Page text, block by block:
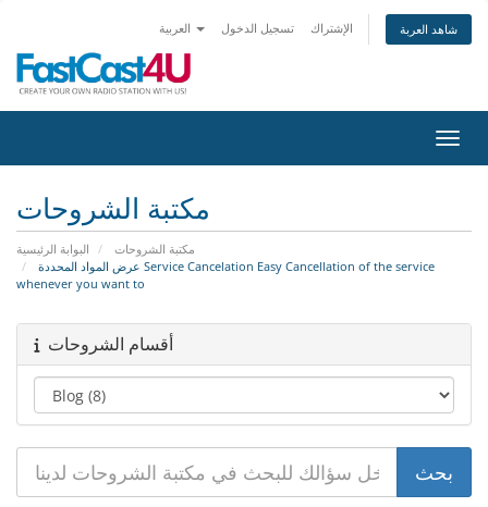
تسجيل الدخول الإشتراك شاهد العربة
مكتبة الشروحات
البوابة الرئيسية
مكتبة الشروحات
whenever you want to
أقسام الشروحات